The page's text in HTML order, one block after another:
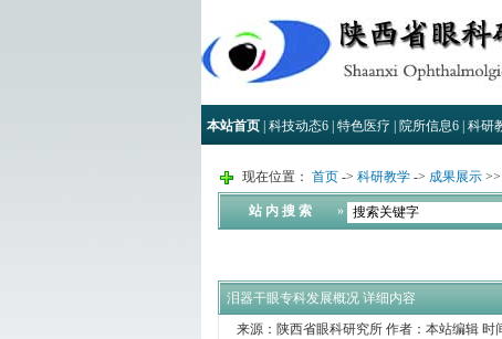
本站首页 科技动态6 特色医疗 院所信息6 科研
现在位置： 首页 -> 科研教学 -> 成果展示
站 内 搜 索 »
泪器干眼专科发展概况 详细内容
来源：陕西省眼科研究所 作者：本站编辑 时